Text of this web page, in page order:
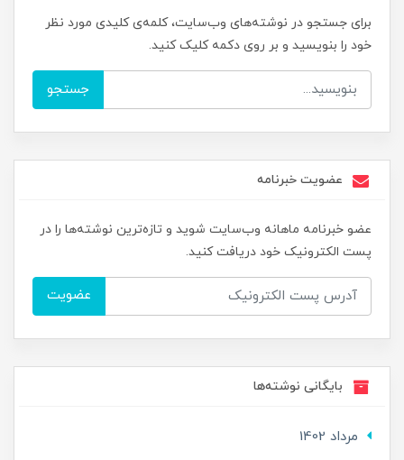
برای جستجو در نوشته‌های وب‌سایت، کلمه‌ی کلیدی مورد نظر
خود را بنویسید و بر روی دکمه کلیک کنید.
جستجو
عضویت خبرنامه
عضو خبرنامه ماهانه وب‌سایت شوید و تازه‌ترین نوشته‌ها را در
پست الکترونیک خود دریافت کنید.
عضویت
بایگانی نوشته‌ها
مرداد 1402